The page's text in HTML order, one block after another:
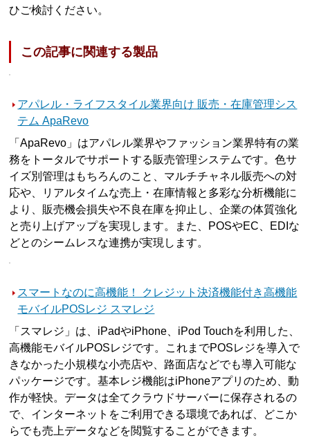
ひご検討ください。
この記事に関連する製品
アパレル・ライフスタイル業界向け 販売・在庫管理シス
テム ApaRevo
「ApaRevo」はアパレル業界やファッション業界特有の業
務をトータルでサポートする販売管理システムです。色サ
イズ別管理はもちろんのこと、マルチチャネル販売への対
応や、リアルタイムな売上・在庫情報と多彩な分析機能に
より、販売機会損失や不良在庫を抑止し、企業の体質強化
と売り上げアップを実現します。また、POSやEC、EDIな
どとのシームレスな連携が実現します。
スマートなのに高機能！ クレジット決済機能付き高機能
モバイルPOSレジ スマレジ
「スマレジ」は、iPadやiPhone、iPod Touchを利用した、
高機能モバイルPOSレジです。これまでPOSレジを導入で
きなかった小規模な小売店や、路面店などでも導入可能な
パッケージです。基本レジ機能はiPhoneアプリのため、動
作が軽快。データは全てクラウドサーバーに保存されるの
で、インターネットをご利用できる環境であれば、どこか
らでも売上データなどを閲覧することができます。